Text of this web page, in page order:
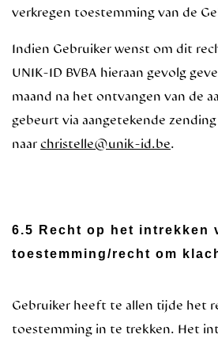
verkregen toestemming van de
Indien Gebruiker wenst om dit
UNIK-ID BVBA hieraan gevolg
maand na het ontvangen van de
gebeurt via aangetekende
naarchristelle@unik-id.be.
6.5 Recht op het intrekken
toestemming/recht om
Gebruiker heeft te allen tijde het
toestemming in te trekken. Het